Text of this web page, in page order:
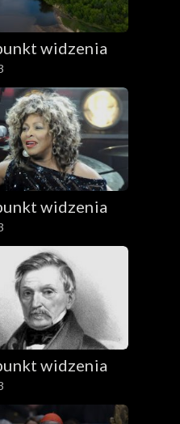
widzenia
widzenia
widzenia